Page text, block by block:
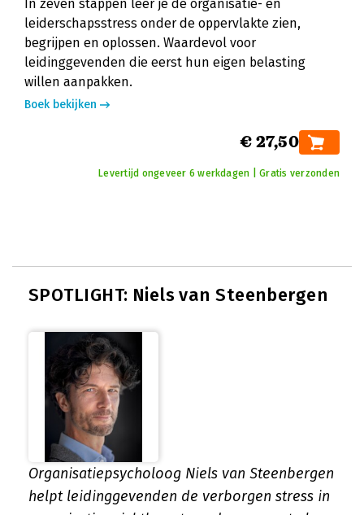
In zeven stappen leer je de organisatie- en
leiderschapsstress onder de oppervlakte zien,
begrijpen en oplossen. Waardevol voor
leidinggevenden die eerst hun eigen belasting
willen aanpakken.
Boek bekijken
€ 27,50
Levertijd ongeveer 6 werkdagen | Gratis verzonden
SPOTLIGHT: Niels van Steenbergen
Organisatiepsycholoog Niels van Steenbergen
helpt leidinggevenden de verborgen stress in